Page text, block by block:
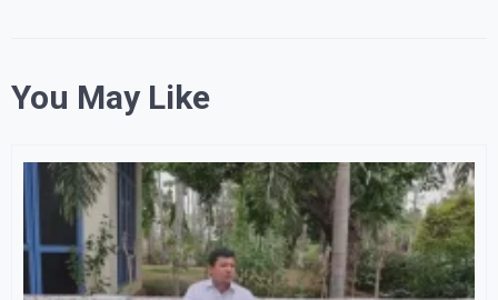
You May Like